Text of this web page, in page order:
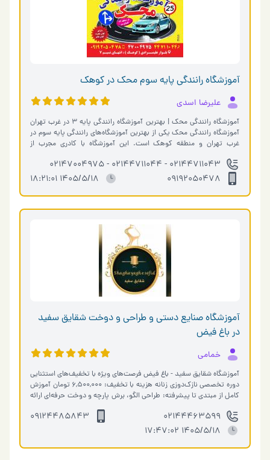
آموزشگاه رانندگی پایه سوم محک در کوهک
علیرضا اسدی
آموزشگاه رانندگی محک | بهترین آموزشگاه رانندگی پایه ۳ در غرب تهران
آموزشگاه رانندگی محک یکی از بهترین آموزشگاه‌های رانندگی پایه سوم در
غرب تهران و منطقه کوهک است. این آموزشگاه با کادری مجرب از
02144711043 - 02144711044 - 02147004975
09192050478
1405/5/18 18:21:01
آموزشگاه صنایع دستی و طراحی و دوخت شقایق سفید
در باغ فیض
خمامی
آموزشگاه شقایق سفید - باغ فیض فرصت‌های ویژه با تخفیف‌های استثنایی
دوره تخصصی نازک‌دوزی زنانه هزینه با تخفیف: 6,500,000 تومان آموزش
کامل از مبتدی تا پیشرفته: طراحی الگو، برش پارچه و دوخت حرفه‌ای ارائه
02144463599
09124485843
1405/5/18 17:47:02